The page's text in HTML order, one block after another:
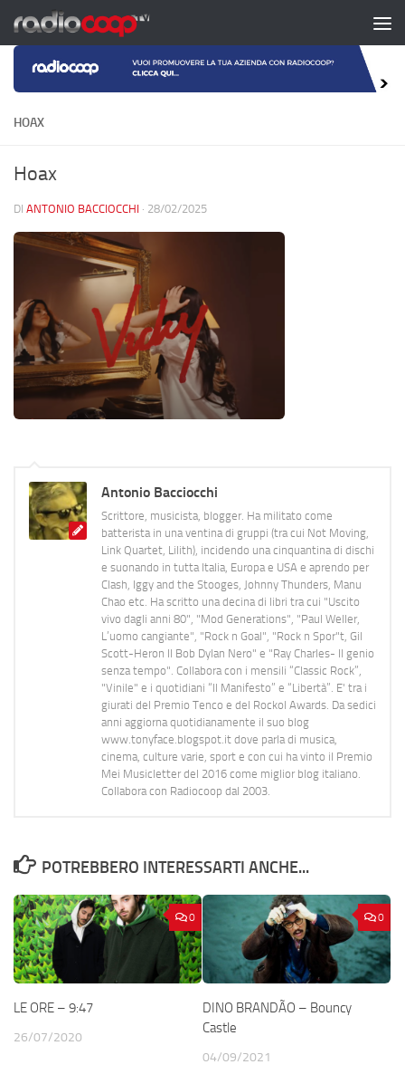
Salta al contenuto
HOAX
Hoax
DI ANTONIO BACCIOCCHI · 28/02/2025
Antonio Bacciocchi
Scrittore, musicista, blogger. Ha militato come
batterista in una ventina di gruppi (tra cui Not Moving,
Link Quartet, Lilith), incidendo una cinquantina di dischi
e suonando in tutta Italia, Europa e USA e aprendo per
Clash, Iggy and the Stooges, Johnny Thunders, Manu
Chao etc. Ha scritto una decina di libri tra cui "Uscito
vivo dagli anni 80", "Mod Generations", "Paul Weller,
L’uomo cangiante", "Rock n Goal", "Rock n Spor"t, Gil
Scott-Heron Il Bob Dylan Nero" e "Ray Charles- Il genio
senza tempo". Collabora con i mensili “Classic Rock”,
"Vinile" e i quotidiani “Il Manifesto” e “Libertà”. E' tra i
giurati del Premio Tenco e del Rockol Awards. Da sedici
anni aggiorna quotidianamente il suo blog
www.tonyface.blogspot.it dove parla di musica,
cinema, culture varie, sport e con cui ha vinto il Premio
Mei Musicletter del 2016 come miglior blog italiano.
Collabora con Radiocoop dal 2003.
POTREBBERO INTERESSARTI ANCHE...
0
LE ORE – 9:47
26/07/2020
0
DINO BRANDÃO – Bouncy
Castle
04/09/2021